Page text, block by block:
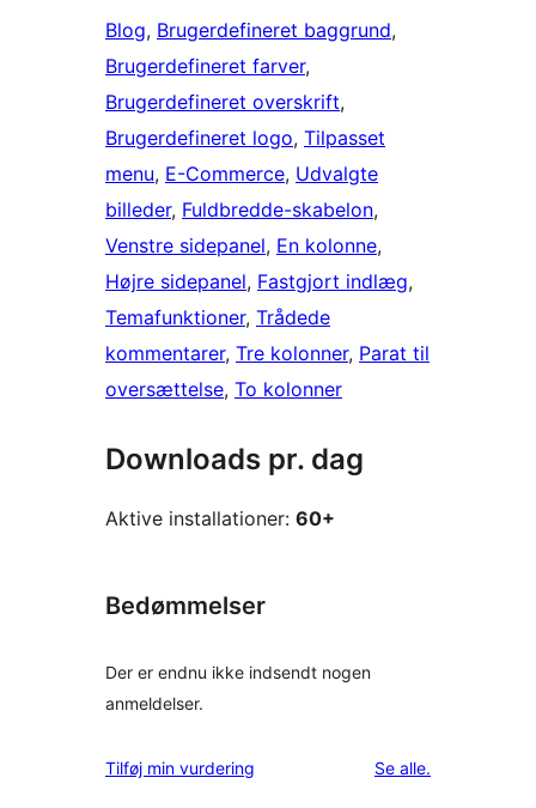
Blog, Brugerdefineret baggrund
Brugerdefineret farver
Brugerdefineret overskrift
Brugerdefineret logo, Tilpasset
menu, E-Commerce, Udvalgte
billeder, Fuldbredde-skabelon
Venstre sidepanel, En kolonne
Højre sidepanel, Fastgjort indlæg
Temafunktioner, Trådede
kommentarer, Tre kolonner, Parat til
oversættelse, To kolonner
Downloads pr. dag
Aktive installationer: 60+
Bedømmelser
Der er endnu ikke indsendt nogen
anmeldelser.
Tilføj min vurdering Se alleanmeldelser
.